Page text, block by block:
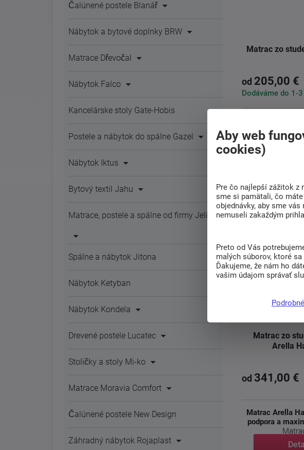
Čalúnené postele Blanář
Nábytok a bytové doplnky BRW
Matrace Dřevočal
Nábytok Falco
Kancelárske stoly Gate-Hobis
Postele a nábytok do spálne Gazel
Nábytok Iktus
Bytový textil Jahu
Matrace, postele a spálne od firmy Jelínek
Spálne a nábytok Jitona
Nábytok Ketyban
Nábytok Kondela
Drevené postele Lucatec
Stoličky a stoly Mi-ko
Matrace Moravia Comfort
Čalúnené postele New Design
Záhradný nábytok Rojaplast
Matrac zo
od 205,00 €
Dodáváme do 1-
Ak máte v obľube
Matrac zo
Arella
od 341,00 €
Matrac Arella
podpora a
Aby web
cookies)
Pre čo najlepší zážitok z
sme si pamätali, čo
objednávky, aby sme
nemuseli zakaždým
Preto od Vás
malých súborov, ktoré
Ďakujeme, že nám ho
vašim údajom správať